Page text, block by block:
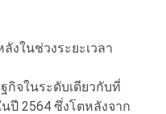
งในช่วงระยะเวลา
กิจในระดับเดียวกับที่
ปี 2564 ซึ่งโตหลังจาก